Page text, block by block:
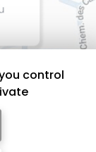
control